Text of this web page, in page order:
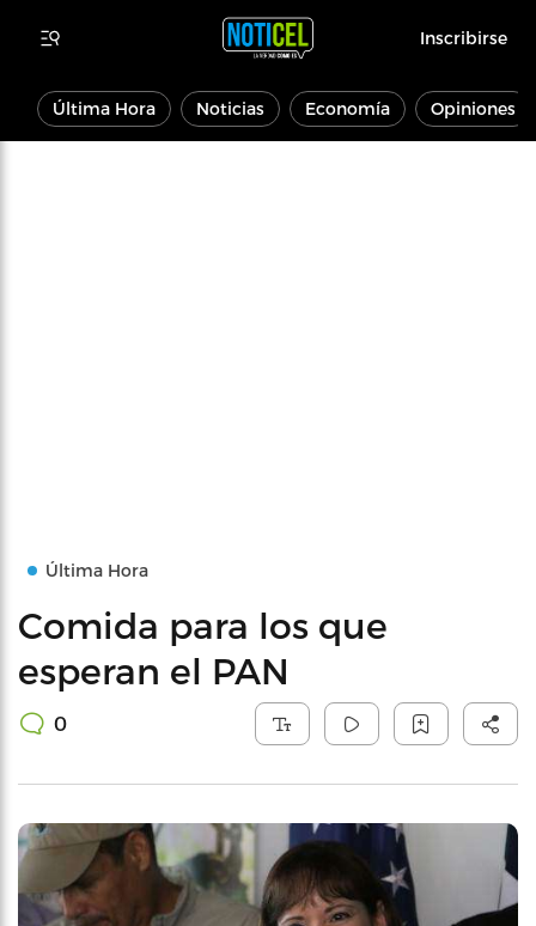
Inscribirse
Última Hora Noticias Economía Opiniones
Última Hora
Comida para los que
esperan el PAN
0